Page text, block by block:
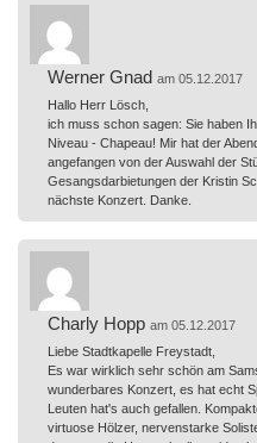
Werner Gnad am 05.12.2017
Hallo Herr Lösch,
ich muss schon sagen: Sie haben
Niveau - Chapeau! Mir hat der
angefangen von der Auswahl der
Gesangsdarbietungen der Kristin
nächste Konzert. Danke.
Charly Hopp am 05.12.2017
Liebe Stadtkapelle Freystadt,
Es war wirklich sehr schön am
wunderbares Konzert, es hat echt
Leuten hat's auch gefallen.
virtuose Hölzer, nervenstarke